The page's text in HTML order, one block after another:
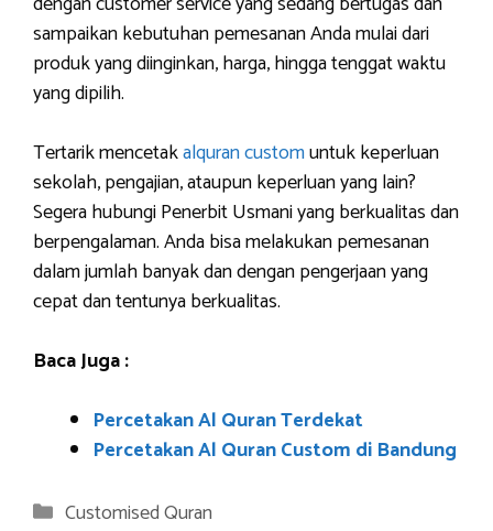
sampaikan kebutuhan pemesanan Anda mulai dari
produk yang diinginkan, harga, hingga tenggat waktu
yang dipilih.
Tertarik mencetakalquran customuntuk keperluan
sekolah, pengajian, ataupun keperluan yang lain?
Segera hubungi Penerbit Usmani yang berkualitas dan
berpengalaman. Anda bisa melakukan pemesanan
dalam jumlah banyak dan dengan pengerjaan yang
cepat dan tentunya berkualitas.
Baca Juga :
Percetakan Al Quran Terdekat
Percetakan Al Quran Custom di Bandung
Categories
Customised Quran